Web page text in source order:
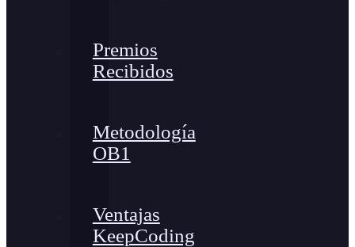
Premios
Recibidos
Metodología
OB1
Ventajas
KeepCoding